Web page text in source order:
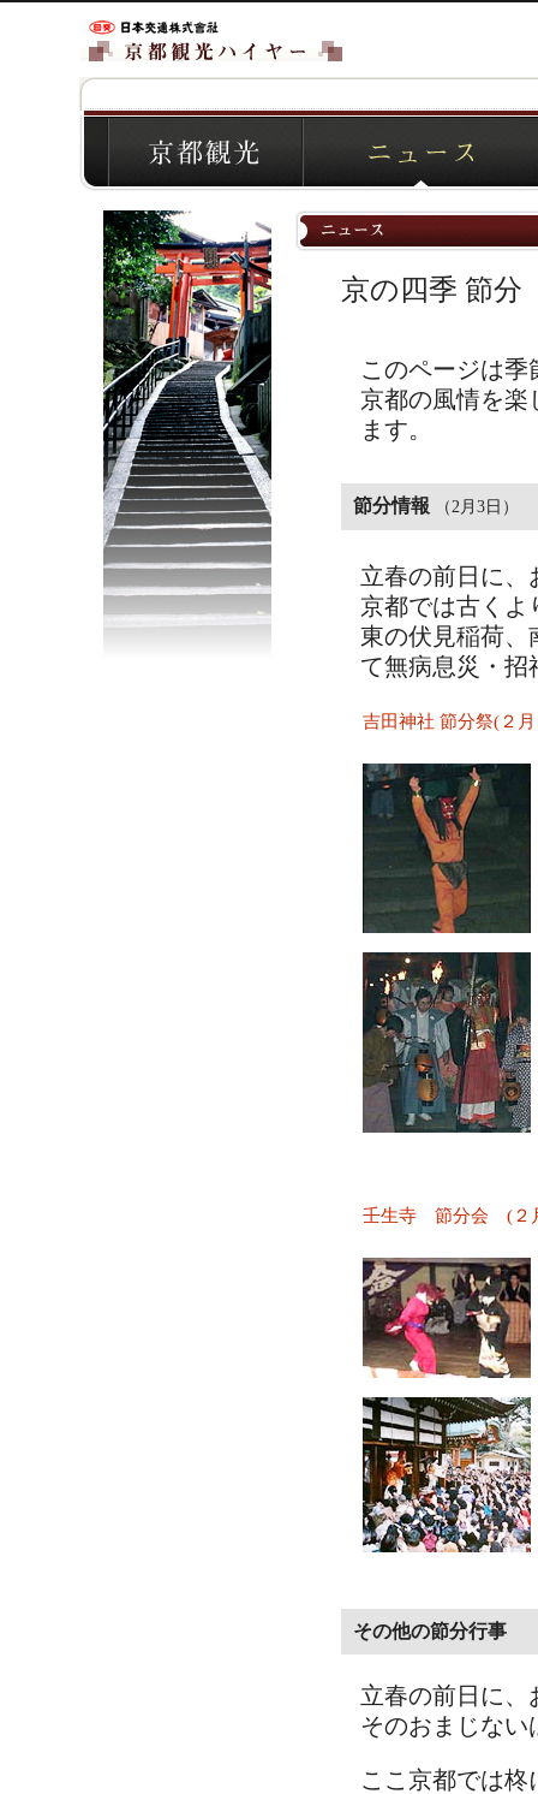
京の四季 節分
このページは季
京都の風情を楽
ます。
節分情報 （2月3日）
立春の前日に、
京都では古くよ
東の伏見稲荷、
て無病息災・招
吉田神社 節分祭(２
壬生寺 節分会 (２
その他の節分行事
立春の前日に、
そのおまじない
ここ京都では